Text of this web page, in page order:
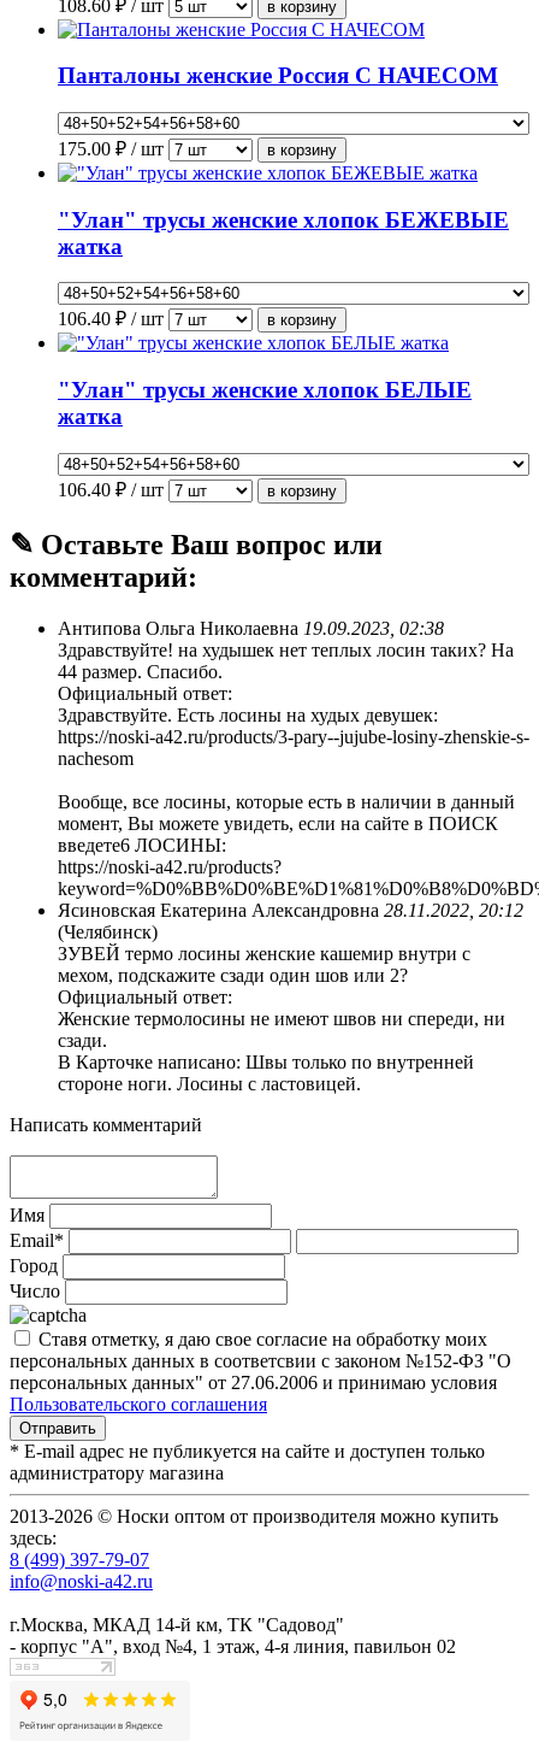
108.60 ₽ / шт
Панталоны женские Россия С НАЧЕСОМ
175.00 ₽ / шт
"Улан" трусы женские хлопок БЕЖЕВЫЕ
жатка
106.40 ₽ / шт
"Улан" трусы женские хлопок БЕЛЫЕ
жатка
106.40 ₽ / шт
✎ Оставьте Ваш вопрос или
комментарий:
Антипова Ольга Николаевна 19.09.2023, 02:38
Здравствуйте! на худышек нет теплых лосин таких? На
44 размер. Спасибо.
Официальный ответ:
Здравствуйте. Есть лосины на худых девушек:
https://noski-a42.ru/products/3-pary--jujube-losiny-zhenskie-s-
nachesom
Вообще, все лосины, которые есть в наличии в данный
момент, Вы можете увидеть, если на сайте в ПОИСК
введете6 ЛОСИНЫ:
https://noski-a42.ru/products?
Ясиновская Екатерина Александровна 28.11.2022, 20:12
(Челябинск)
ЗУВЕЙ термо лосины женские кашемир внутри с
мехом, подскажите сзади один шов или 2?
Официальный ответ:
Женские термолосины не имеют швов ни спереди, ни
сзади.
В Карточке написано: Швы только по внутренней
стороне ноги. Лосины с ластовицей.
Написать комментарий
Имя
Email*
Город
Число
Ставя отметку, я даю свое согласие на обработку моих
персональных данных в соответсвии с законом №152-ФЗ "О
персональных данных" от 27.06.2006 и принимаю условия
Пользовательского соглашения
* E-mail адрес не публикуется на сайте и доступен только
администратору магазина
2013-2026 © Носки оптом от производителя можно купить
здесь:
8 (499) 397-79-07
info@noski-a42.ru
г.Москва, МКАД 14-й км, ТК "Садовод"
- корпус "А", вход №4, 1 этаж, 4-я линия, павильон 02